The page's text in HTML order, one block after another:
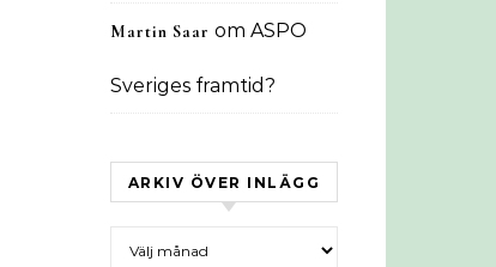
Martin Saar om ASPO
Sveriges framtid?
ARKIV ÖVER INLÄGG